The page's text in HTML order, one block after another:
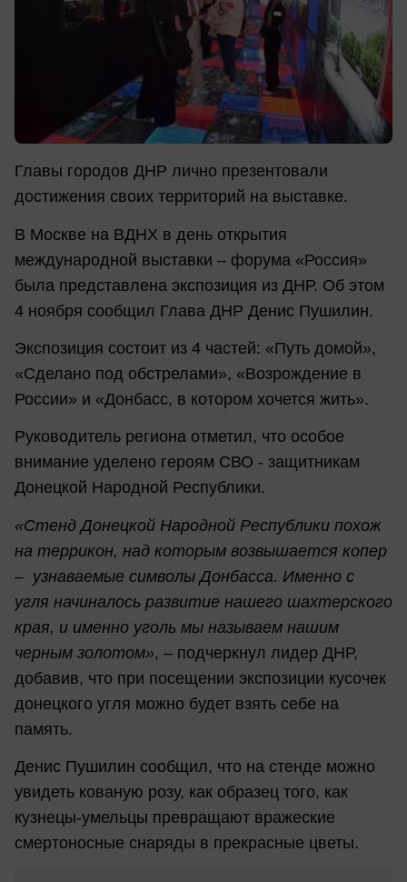
Главы городов ДНР лично презентовали
достижения своих территорий на выставке.
В Москве на ВДНХ в день открытия
международной выставки – форума «Россия»
была представлена экспозиция из ДНР. Об этом
4 ноября сообщил Глава ДНР Денис Пушилин.
Экспозиция состоит из 4 частей: «Путь домой»,
«Сделано под обстрелами», «Возрождение в
России» и «Донбасс, в котором хочется жить».
Руководитель региона отметил, что особое
внимание уделено героям СВО - защитникам
Донецкой Народной Республики.
«Стенд Донецкой Народной Республики похож
на террикон, над которым возвышается копер
– узнаваемые символы Донбасса. Именно с
угля начиналось развитие нашего шахтерского
края, и именно уголь мы называем нашим
черным золотом», – подчеркнул лидер ДНР,
добавив, что при посещении экспозиции кусочек
донецкого угля можно будет взять себе на
память.
Денис Пушилин сообщил, что на стенде можно
увидеть кованую розу, как образец того, как
кузнецы-умельцы превращают вражеские
смертоносные снаряды в прекрасные цветы.